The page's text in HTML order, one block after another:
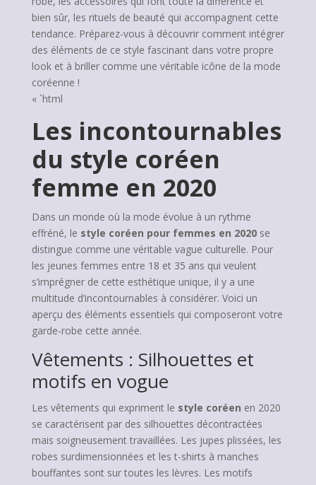
bien sûr, les rituels de beauté qui accompagnent cette
tendance. Préparez-vous à découvrir comment intégrer
des éléments de ce style fascinant dans votre propre
look et à briller comme une véritable icône de la mode
coréenne !
« `html
Les incontournables
du style coréen
femme en 2020
Dans un monde où la mode évolue à un rythme
effréné, le style coréen pour femmes en 2020se
distingue comme une véritable vague culturelle. Pour
les jeunes femmes entre 18 et 35 ans qui veulent
s’imprégner de cette esthétique unique, il y a une
multitude d’incontournables à considérer. Voici un
aperçu des éléments essentiels qui composeront votre
garde-robe cette année.
Vêtements : Silhouettes et
motifs en vogue
Les vêtements qui expriment le style coréen en 2020
se caractérisent par des silhouettes décontractées
mais soigneusement travaillées. Les jupes plissées, les
robes surdimensionnées et les t-shirts à manches
bouffantes sont sur toutes les lèvres. Les motifs